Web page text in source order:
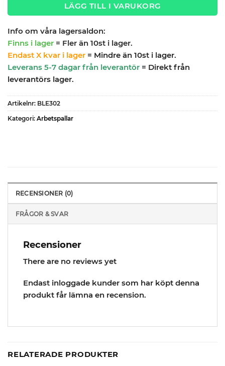
LÄGG TILL I VARUKORG
Info om våra lagersaldon:
Finns i lager = Fler än 10st i lager.
Endast X kvar i lager = Mindre än 10st i lager.
Leverans 5-7 dagar från leverantör = Direkt från
leverantörs lager.
Artikelnr: BLE302
Kategori: Arbetspallar
RECENSIONER (0)
FRÅGOR & SVAR
Recensioner
There are no reviews yet
Endast inloggade kunder som har köpt denna
produkt får lämna en recension.
RELATERADE PRODUKTER